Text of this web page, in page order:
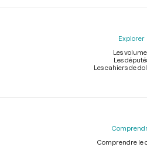
Explorer
Les
Les
Les cahiers de
Comprendre le